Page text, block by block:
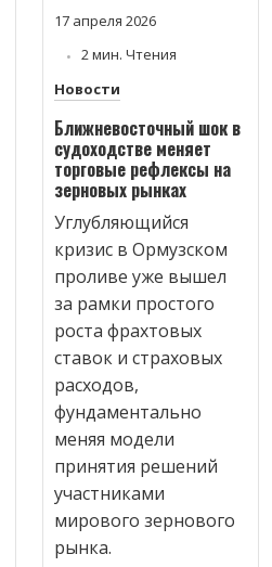
17 апреля 2026
2 мин. Чтения
Новости
Ближневосточный шок в
судоходстве меняет
торговые рефлексы на
зерновых рынках
Углубляющийся
кризис в Ормузском
проливе уже вышел
за рамки простого
роста фрахтовых
ставок и страховых
расходов,
фундаментально
меняя модели
принятия решений
участниками
мирового зернового
рынка.